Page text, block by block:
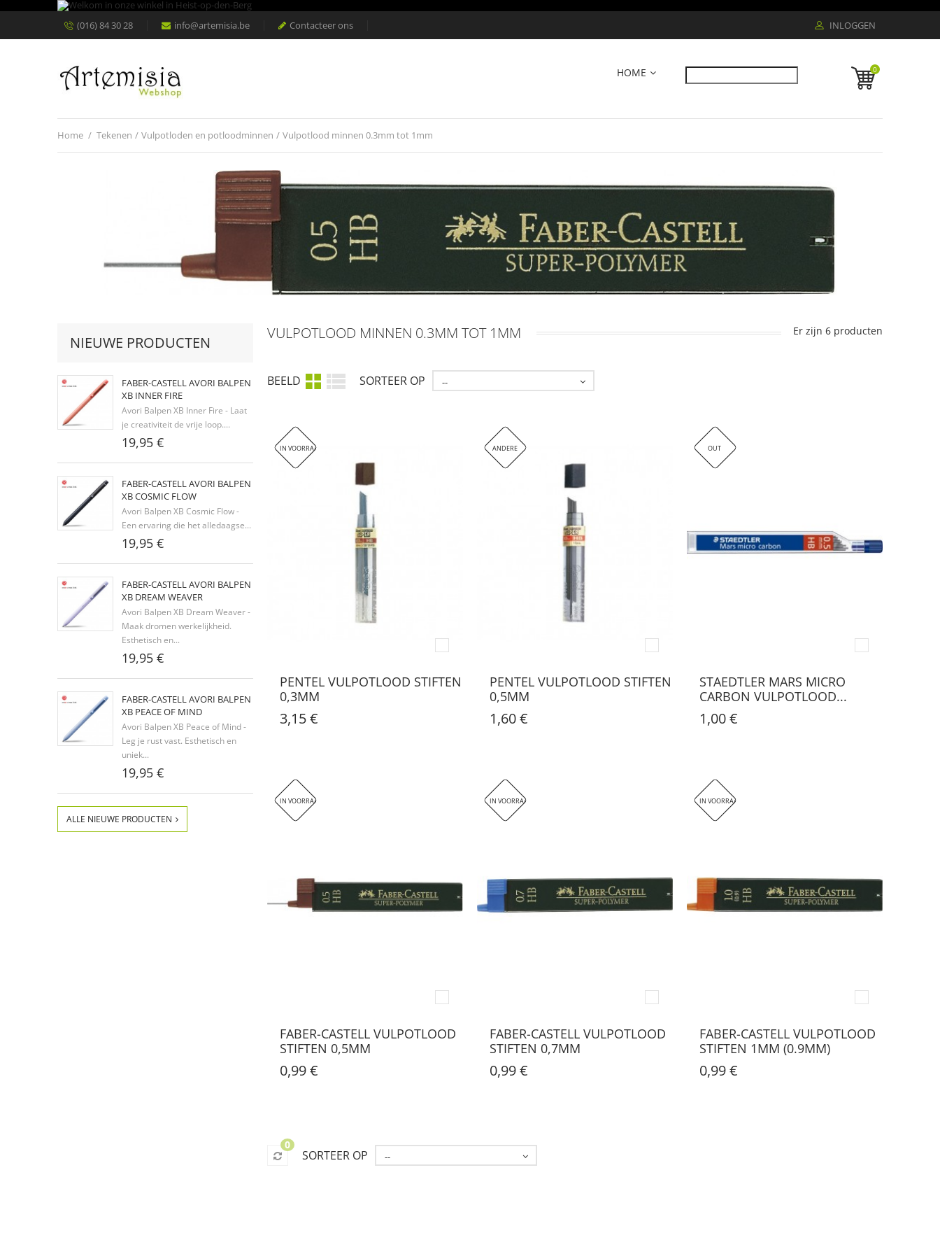
INLOGGEN
(016) 84 30 28 info@artemisia.be Contacteer ons
HOME 0
Home / Tekenen / Vulpotloden en potloodminnen / Vulpotlood minnen 0.3mm tot 1mm
NIEUWE PRODUCTEN
FABER-CASTELL AVORI BALPEN
XB INNER FIRE
Avori Balpen XB Inner Fire - Laat
je creativiteit de vrije loop....
19,95 €
FABER-CASTELL AVORI BALPEN
XB COSMIC FLOW
Avori Balpen XB Cosmic Flow -
Een ervaring die het alledaagse...
19,95 €
FABER-CASTELL AVORI BALPEN
XB DREAM WEAVER
Avori Balpen XB Dream Weaver -
Maak dromen werkelijkheid.
Esthetisch en...
19,95 €
FABER-CASTELL AVORI BALPEN
XB PEACE OF MIND
Avori Balpen XB Peace of Mind -
Leg je rust vast. Esthetisch en
uniek...
19,95 €
ALLE NIEUWE PRODUCTEN
VULPOTLOOD MINNEN 0.3MM TOT 1MM Er zijn 6 producten
BEELD SORTEER OP --
IN VOORRAAD
PENTEL VULPOTLOOD STIFTEN
0,3MM
3,15 €
ANDERE
PENTEL VULPOTLOOD STIFTEN
0,5MM
1,60 €
OUT
STAEDTLER MARS MICRO
CARBON VULPOTLOOD...
1,00 €
IN VOORRAAD
FABER-CASTELL VULPOTLOOD
STIFTEN 0,5MM
0,99 €
IN VOORRAAD
FABER-CASTELL VULPOTLOOD
STIFTEN 0,7MM
0,99 €
IN VOORRAAD
FABER-CASTELL VULPOTLOOD
STIFTEN 1MM (0.9MM)
0,99 €
0
SORTEER OP --